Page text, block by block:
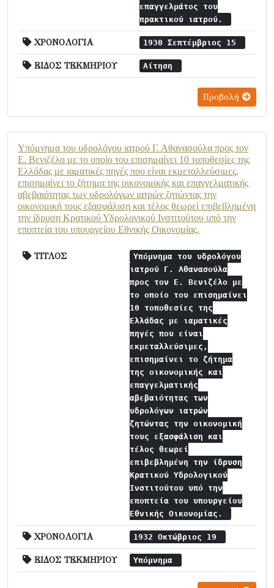
επαγγελμάτος του
πρακτικού ιατρού.
ΧΡΟΝΟΛΟΓΙΑ 1930 Σεπτέμβριος 15
ΕΙΔΟΣ ΤΕΚΜΗΡΙΟΥ Αίτηση
Προβολή
Υπόμνημα του υδρολόγου ιατρού Γ. Αθανασούλα προς τον
Ε. Βενιζέλο με το οποίο του επισημαίνει 10 τοποθεσίες της
Ελλάδας με ιαματικές πηγές που είναι εκμεταλλεύσιμες,
επισημαίνει το ζήτημα της οικονομικής και επαγγελματικής
αβεβαιότητας των υδρολόγων ιατρών ζητώντας την
οικονομική τους εξασφάλιση και τέλος θεωρεί επιβεβλημένη
την ίδρυση Κρατικού Υδρολογικού Ινστιτούτου υπό την
εποπτεία του υπουργείου Εθνικής Οικονομίας.
ΤΙΤΛΟΣ
Υπόμνημα του υδρολόγου
ιατρού Γ. Αθανασούλα
προς τον Ε. Βενιζέλο με
το οποίο του επισημαίνει
10 τοποθεσίες της
Ελλάδας με ιαματικές
πηγές που είναι
εκμεταλλεύσιμες,
επισημαίνει το ζήτημα
της οικονομικής και
επαγγελματικής
αβεβαιότητας των
υδρολόγων ιατρών
ζητώντας την οικονομική
τους εξασφάλιση και
τέλος θεωρεί
επιβεβλημένη την ίδρυση
Κρατικού Υδρολογικού
Ινστιτούτου υπό την
εποπτεία του υπουργείου
Εθνικής Οικονομίας.
ΧΡΟΝΟΛΟΓΙΑ 1932 Οκτώβριος 19
ΕΙΔΟΣ ΤΕΚΜΗΡΙΟΥ Υπόμνημα